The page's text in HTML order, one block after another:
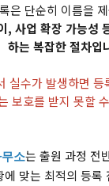
은 단순히 이름을
, 사업 확장 가능성
하는 복잡한 절차입
실수가 발생하면
보호를 받지 못할
소는 출원 과정 전
에 맞는 최적의 등록